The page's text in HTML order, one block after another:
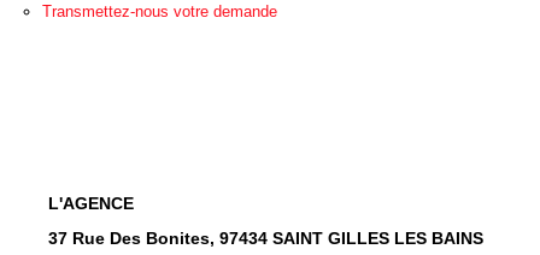
Transmettez-nous votre demande
L'AGENCE
37 Rue Des Bonites, 97434 SAINT GILLES LES BAINS